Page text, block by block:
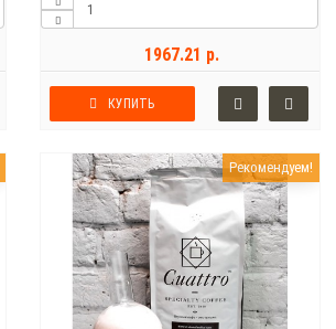
1967.21 р.
КУПИТЬ
Рекомендуем!